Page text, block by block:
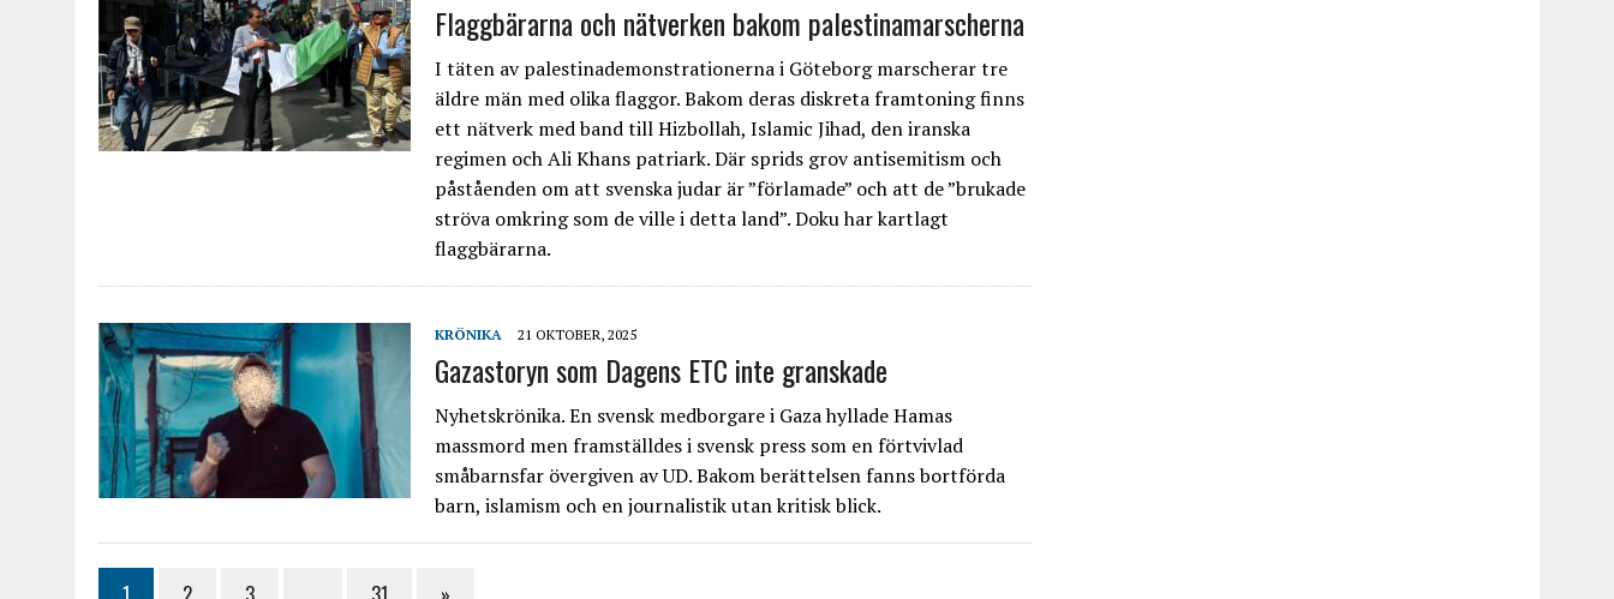
Flaggbärarna och nätverken bakom palestinamarscherna
I täten av palestinademonstrationerna i Göteborg marscherar tre
äldre män med olika flaggor. Bakom deras diskreta framtoning finns
ett nätverk med band till Hizbollah, Islamic Jihad, den iranska
regimen och Ali Khans patriark. Där sprids grov antisemitism och
påståenden om att svenska judar är ”förlamade” och att de ”brukade
ströva omkring som de ville i detta land”. Doku har kartlagt
flaggbärarna.
KRÖNIKA 21 OKTOBER, 2025
Gazastoryn som Dagens ETC inte granskade
Nyhetskrönika. En svensk medborgare i Gaza hyllade Hamas
massmord men framställdes i svensk press som en förtvivlad
småbarnsfar övergiven av UD. Bakom berättelsen fanns bortförda
barn, islamism och en journalistik utan kritisk blick.